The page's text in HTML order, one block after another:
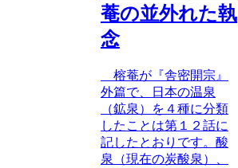
菴の並外れた執
念
榕菴が『舎密開宗』
外篇で、日本の温泉
（鉱泉）を４種に分類
したことは第１２話に
記したとおりです。酸
泉（現在の炭酸泉）、